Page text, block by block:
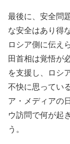
最後に、安全問
な安全はあり得
ロシア側に伝え
田首相は覚悟が
を支援し、ロシ
不快に思ってい
ア・メディアの
ウ訪問で何が起
う。